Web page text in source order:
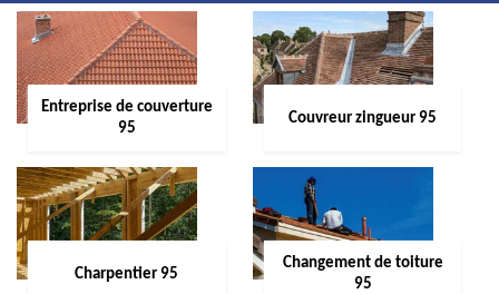
Entreprise de couverture
95
Couvreur zingueur 95
Charpentier 95
Changement de toiture
95